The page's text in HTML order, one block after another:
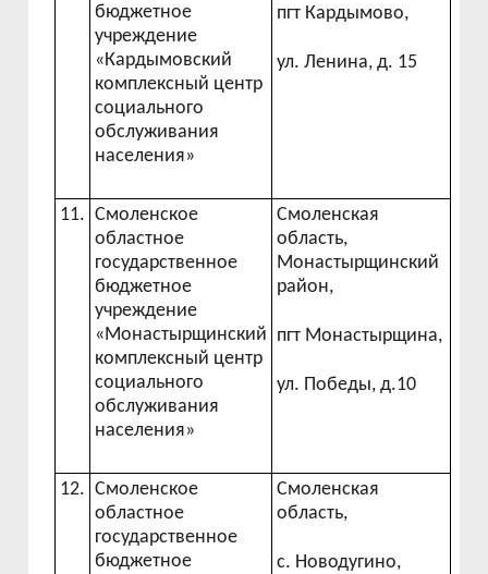
бюджетное
учреждение
«Кардымовский
комплексный центр
социального
обслуживания
населения»
пгт Кардымово,
ул. Ленина, д. 15
11. Смоленское
областное
государственное
бюджетное
учреждение
«Монастырщинский
комплексный центр
социального
обслуживания
населения»
Смоленская
область,
Монастырщинский
район,
пгт Монастырщина,
ул. Победы, д.10
12. Смоленское
областное
государственное
бюджетное
Смоленская
область,
с. Новодугино,